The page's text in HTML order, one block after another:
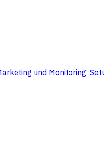
und Monitoring: